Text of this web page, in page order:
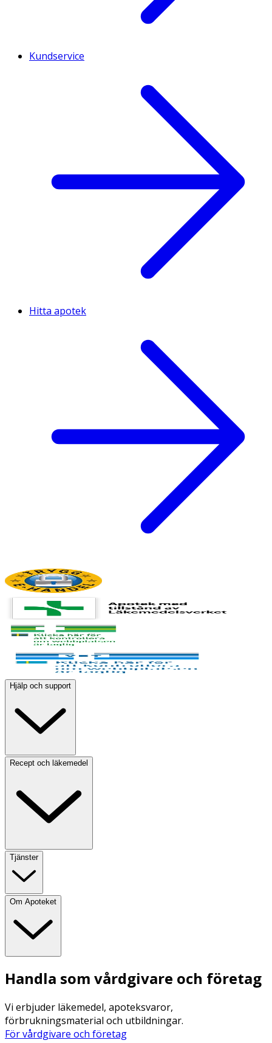
Kundservice
Hitta apotek
Hjälp och support
Recept och läkemedel
Tjänster
Om Apoteket
Handla som vårdgivare och företag
Vi erbjuder läkemedel, apoteksvaror,
förbrukningsmaterial och utbildningar.
För vårdgivare och företag